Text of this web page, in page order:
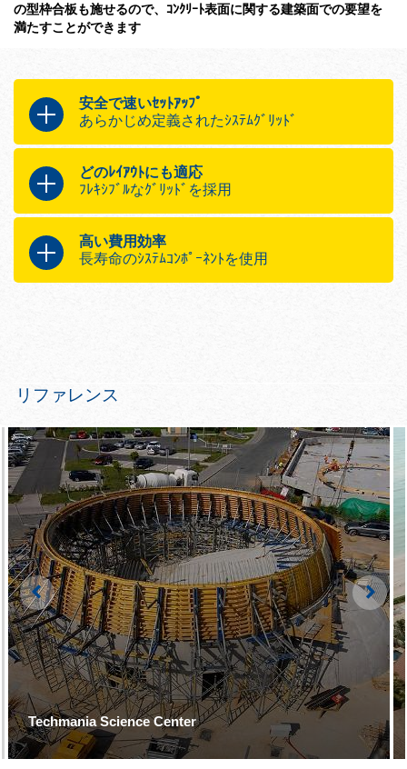
の型枠合板も施せるので、ｺﾝｸﾘｰﾄ表面に関する建築面での要望を
満たすことができます
安全で速いｾｯﾄｱｯﾌﾟ
あらかじめ定義されたｼｽﾃﾑｸﾞﾘｯﾄﾞ
Dokaflex 1-2-4を使うと、より速く安全に作業
できます
ﾋﾞｰﾑの長さはたった2種類
ﾋﾞｰﾑ上の三角ﾏｰｷﾝｸﾞで、安全ﾁｪｯｸがしや
すいため、ｾｯﾄｱｯﾌﾟも簡単
どのﾚｲｱｳﾄにも適応
ﾌﾚｷｼﾌﾞﾙなｸﾞﾘｯﾄﾞを採用
ﾌﾚｷｼﾌﾞﾙなｽﾗﾌﾞ型枠ｸﾞﾘｯﾄﾞは、以下を目的とし
ています
あらゆる形のﾚｲｱｳﾄにも対応します―梁や
ﾌﾛｱの延長は、「ｼｽﾃﾑ内部で」容易に解決
高い費用効率
長寿命のｼｽﾃﾑｺﾝﾎﾟｰﾈﾝﾄを使用
リファレンス
Techmania Science Center
Left Right